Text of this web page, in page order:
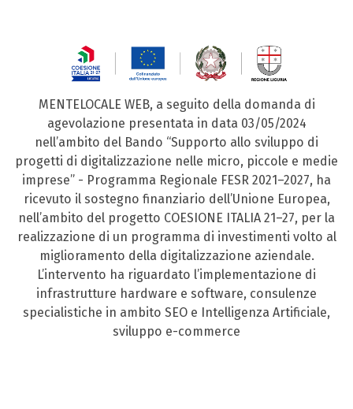
MENTELOCALE WEB, a seguito della domanda di
agevolazione presentata in data 03/05/2024
nell’ambito del Bando “Supporto allo sviluppo di
progetti di digitalizzazione nelle micro, piccole e medie
imprese” - Programma Regionale FESR 2021–2027, ha
ricevuto il sostegno finanziario dell’Unione Europea,
nell’ambito del progetto COESIONE ITALIA 21–27, per la
realizzazione di un programma di investimenti volto al
miglioramento della digitalizzazione aziendale.
L’intervento ha riguardato l’implementazione di
infrastrutture hardware e software, consulenze
specialistiche in ambito SEO e Intelligenza Artificiale,
sviluppo e-commerce